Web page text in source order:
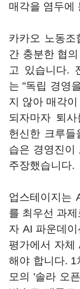
매각을 염두에
카카오 노동
간 충분한 협
고 있습니다.
는 "독립 경영
지 않아 매각
되자마자 퇴
헌신한 크루
습은 경영진이
주장했습니다.
업스테이지는
를 최우선 과
자 AI 파운데
평가에서 자체
해야 합니다. 1
모의 '솔라 오